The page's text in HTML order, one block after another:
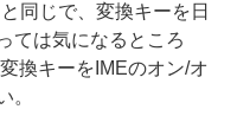
同じで、変換キーを日
ては気になるところ
換キーをIMEのオン/オ
。